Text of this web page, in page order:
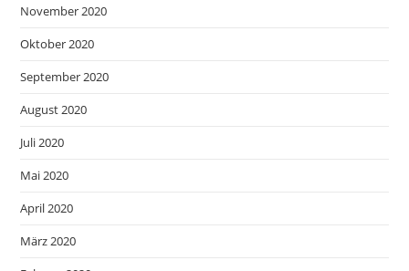
November 2020
Oktober 2020
September 2020
August 2020
Juli 2020
Mai 2020
April 2020
März 2020